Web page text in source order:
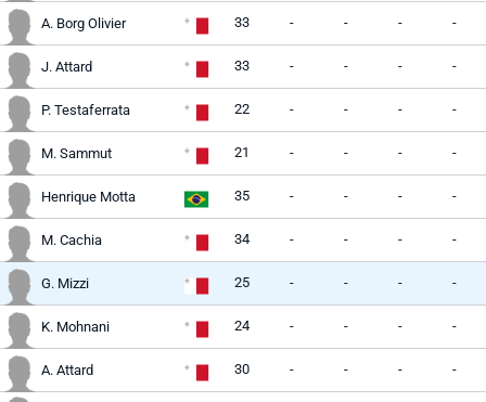
A. Borg Olivier 33 - - - -
J. Attard 33 - - - -
P. Testaferrata 22 - - - -
M. Sammut 21 - - - -
Henrique Motta 35 - - - -
M. Cachia 34 - - - -
G. Mizzi 25 - - - -
K. Mohnani 24 - - - -
A. Attard 30 - - - -